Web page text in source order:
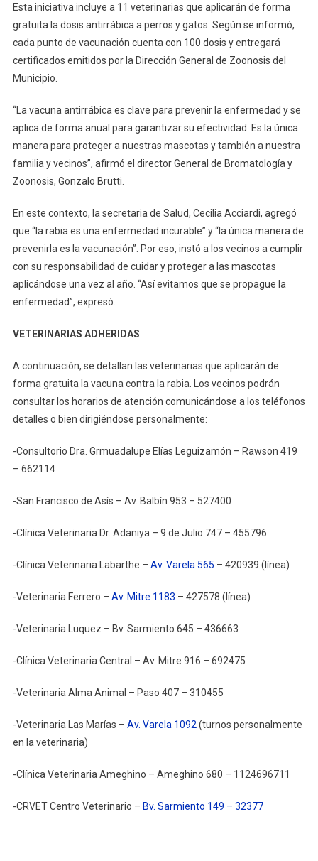
Esta iniciativa incluye a 11 veterinarias que aplicarán de forma
gratuita la dosis antirrábica a perros y gatos. Según se informó,
cada punto de vacunación cuenta con 100 dosis y entregará
certificados emitidos por la Dirección General de Zoonosis del
Municipio.
“La vacuna antirrábica es clave para prevenir la enfermedad y se
aplica de forma anual para garantizar su efectividad. Es la única
manera para proteger a nuestras mascotas y también a nuestra
familia y vecinos”, afirmó el director General de Bromatología y
Zoonosis, Gonzalo Brutti.
En este contexto, la secretaria de Salud, Cecilia Acciardi, agregó
que “la rabia es una enfermedad incurable” y “la única manera de
prevenirla es la vacunación”. Por eso, instó a los vecinos a cumplir
con su responsabilidad de cuidar y proteger a las mascotas
aplicándose una vez al año. “Así evitamos que se propague la
enfermedad”, expresó.
VETERINARIAS ADHERIDAS
A continuación, se detallan las veterinarias que aplicarán de
forma gratuita la vacuna contra la rabia. Los vecinos podrán
consultar los horarios de atención comunicándose a los teléfonos
detalles o bien dirigiéndose personalmente:
-Consultorio Dra. Grmuadalupe Elías Leguizamón – Rawson 419
– 662114
-San Francisco de Asís – Av. Balbín 953 – 527400
-Clínica Veterinaria Dr. Adaniya – 9 de Julio 747 – 455796
-Clínica Veterinaria Labarthe – Av. Varela 565 – 420939 (línea)
-Veterinaria Ferrero – Av. Mitre 1183 – 427578 (línea)
-Veterinaria Luquez – Bv. Sarmiento 645 – 436663
-Clínica Veterinaria Central – Av. Mitre 916 – 692475
-Veterinaria Alma Animal – Paso 407 – 310455
-Veterinaria Las Marías – Av. Varela 1092 (turnos personalmente
en la veterinaria)
-Clínica Veterinaria Ameghino – Ameghino 680 – 1124696711
-CRVET Centro Veterinario – Bv. Sarmiento 149 – 32377